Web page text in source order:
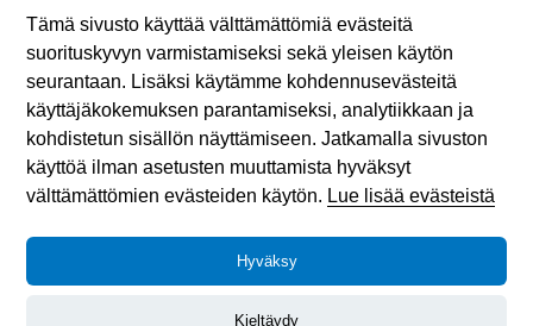
00100 Helsinki
Puh. 040 547 7090
toimisto (@) tyottomat.fi
Y-tunnus: 1003909-9
Tämä sivusto käyttää välttämättömiä evästeitä
suorituskyvyn varmistamiseksi sekä yleisen käytön
seurantaan. Lisäksi käytämme kohdennusevästeitä
käyttäjäkokemuksen parantamiseksi, analytiikkaan ja
kohdistetun sisällön näyttämiseen. Jatkamalla sivuston
käyttöä ilman asetusten muuttamista hyväksyt
välttämättömien evästeiden käytön. Lue lisää evästeistä
Hyväksy
Kieltäydy